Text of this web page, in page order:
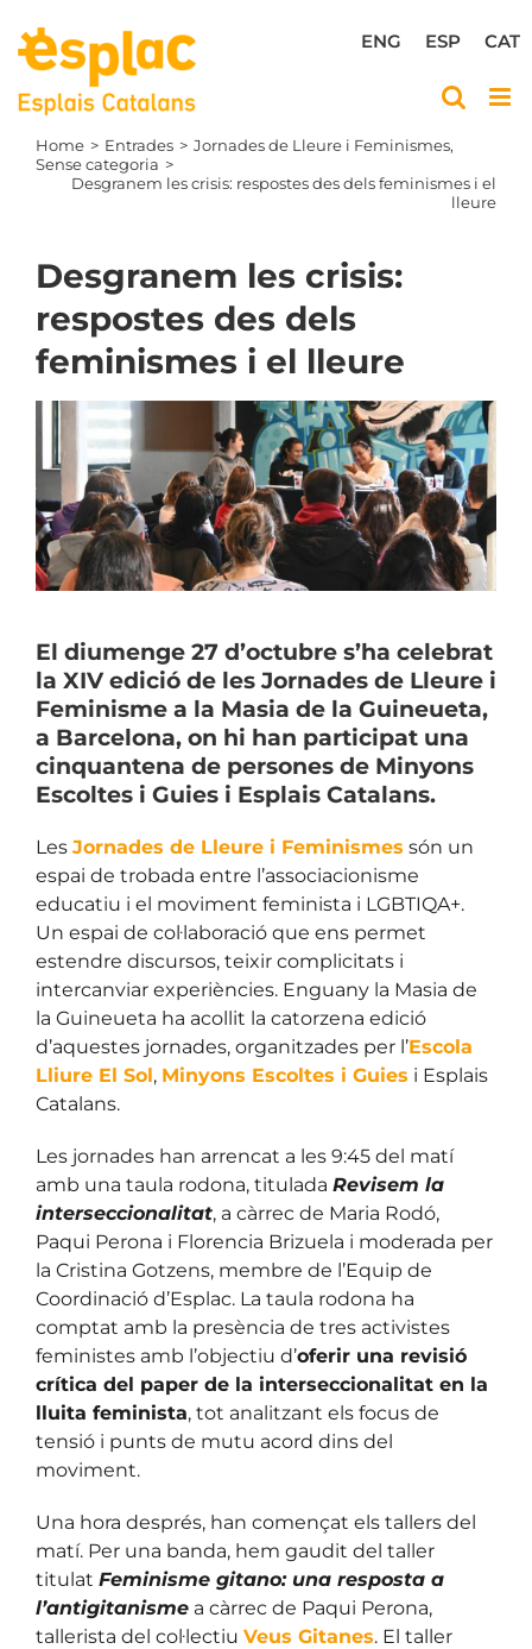
content
CAT
ESP
ENG
Home Entrades
Jornades de Lleure i Feminismes
Sense categoria
Desgranem les crisis: respostes des dels feminismes i el
lleure
Desgranem les crisis:
respostes des dels
feminismes i el lleure
View
Larger
Image
El diumenge 27 d’octubre s’ha celebrat
la XIV edició de les Jornades de Lleure i
Feminisme a la Masia de la Guineueta,
a Barcelona, on hi han participat una
cinquantena de persones de Minyons
Escoltes i Guies i Esplais Catalans.
Les Jornades de Lleure i Feminismes són un
espai de trobada entre l’associacionisme
educatiu i el moviment feminista i LGBTIQA+.
Un espai de col·laboració que ens permet
estendre discursos, teixir complicitats i
intercanviar experiències. Enguany la Masia de
la Guineueta ha acollit la catorzena edició
d’aquestes jornades, organitzades per l’Escola
Lliure El Sol, Minyons Escoltes i Guies i Esplais
Catalans.
Les jornades han arrencat a les 9:45 del matí
amb una taula rodona, titulada Revisem la
interseccionalitat, a càrrec de Maria Rodó,
Paqui Perona i Florencia Brizuela i moderada per
la Cristina Gotzens, membre de l’Equip de
Coordinació d’Esplac. La taula rodona ha
comptat amb la presència de tres activistes
feministes amb l’objectiu d’oferir una revisió
crítica del paper de la interseccionalitat en la
lluita feminista, tot analitzant els focus de
tensió i punts de mutu acord dins del
moviment.
Una hora després, han començat els tallers del
matí. Per una banda, hem gaudit del taller
titulat Feminisme gitano: una resposta a
l’antigitanismea càrrec de Paqui Perona,
tallerista del col·lectiu Veus Gitanes. El taller